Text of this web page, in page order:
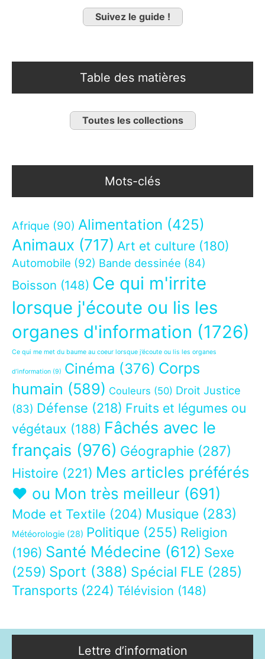
Suivez le guide !
Table des matières
Toutes les collections
Mots-clés
Afrique (90) Alimentation (425)
Animaux (717) Art et culture (180)
Automobile (92) Bande dessinée (84)
Boisson (148) Ce qui m'irrite
lorsque j'écoute ou lis les
organes d'information (1726)
Ce qui me met du baume au coeur lorsque j’écoute ou lis les organes
d’information (9) Cinéma (376) Corps
humain (589) Couleurs (50) Droit Justice
(83) Défense (218) Fruits et légumes ou
végétaux (188) Fâchés avec le
français (976) Géographie (287)
Histoire (221) Mes articles préférés
❤ ou Mon très meilleur (691)
Mode et Textile (204) Musique (283)
Météorologie (28) Politique (255) Religion
(196) Santé Médecine (612) Sexe
(259) Sport (388) Spécial FLE (285)
Transports (224) Télévision (148)
Lettre d’information